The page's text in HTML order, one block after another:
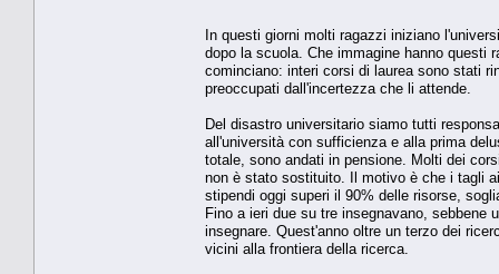
In questi giorni molti ragazzi iniziano
dopo la scuola. Che immagine hanno questi
cominciano: interi corsi di laurea sono stati
preoccupati dall'incertezza che li attende.
Del disastro universitario siamo tutti
all'università con sufficienza e alla prima
totale, sono andati in pensione. Molti dei
non è stato sostituito. Il motivo è che i tagli
stipendi oggi superi il 90% delle risorse,
Fino a ieri due su tre insegnavano, sebbene
insegnare. Quest'anno oltre un terzo dei
vicini alla frontiera della ricerca.